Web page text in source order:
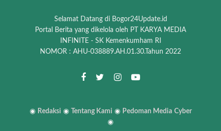
Selamat Datang di Bogor24Update.id
Portal Berita yang dikelola oleh PT KARYA MEDIA
INFINITE - SK Kemenkumham RI
NOMOR : AHU-038889.AH.01.30.Tahun 2022
◉ Redaksi ◉ Tentang Kami ◉ Pedoman Media Cyber
◉